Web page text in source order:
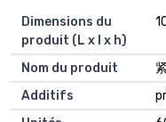
Dimensions du
produit (L x l x h)
Nom du produit
Additifs